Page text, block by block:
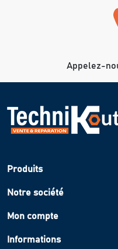
Appelez-
Produits
Notre société
Mon compte
Informations